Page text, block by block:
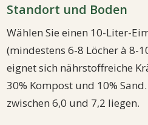
Standort und Boden
Wählen Sie einen 10-Liter-
(mindestens 6-8 Löcher à 8-
eignet sich nährstoffreiche
30% Kompost und 10%
zwischen 6,0 und 7,2 liegen.